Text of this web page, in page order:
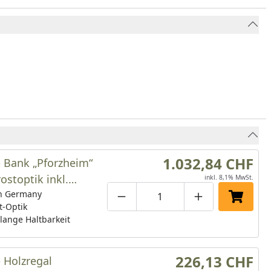
„Pforzheim“
inkl.
Germany
Optik
Haltbarkeit
Produktmenge um eins
Produktmenge manuell
Produktmenge
In den
1.032,84 CHF
inkl. 8,1% MwSt.
Holzregal
226,13 CHF